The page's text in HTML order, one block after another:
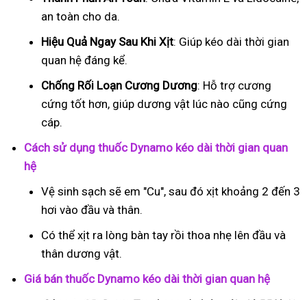
an toàn cho da.
Hiệu Quả Ngay Sau Khi Xịt: Giúp kéo dài thời gian
quan hệ đáng kể.
Chống Rối Loạn Cương Dương: Hỗ trợ cương
cứng tốt hơn, giúp dương vật lúc nào cũng cứng
cáp.
Cách sử dụng thuốc Dynamo kéo dài thời gian quan
hệ
Vệ sinh sạch sẽ em "Cu", sau đó xịt khoảng 2 đến 3
hơi vào đầu và thân.
Có thể xịt ra lòng bàn tay rồi thoa nhẹ lên đầu và
thân dương vật.
Giá bán thuốc Dynamo kéo dài thời gian quan hệ